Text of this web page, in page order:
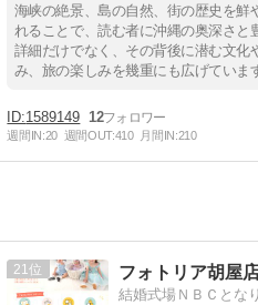
海峡の絶景、島の自然、街の歴史を鮮
れることで、読む者に沖縄の奥深さ
詳細だけでなく、その背後に潜む文化
み、旅の楽しみを幾重にも広げていま
1589149 12
週間IN:20 週間OUT:410 月間IN:210
21 フォトリア胡屋
結婚式場ＮＢＣとな